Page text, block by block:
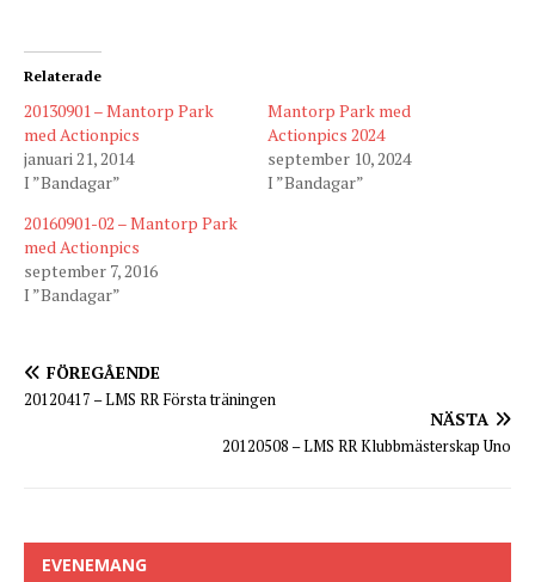
Relaterade
20130901 – Mantorp Park
med Actionpics
januari 21, 2014
I ”Bandagar”
Mantorp Park med
Actionpics 2024
september 10, 2024
I ”Bandagar”
20160901-02 – Mantorp Park
med Actionpics
september 7, 2016
I ”Bandagar”
FÖREGÅENDE
20120417 – LMS RR Första träningen
NÄSTA
20120508 – LMS RR Klubbmästerskap Uno
EVENEMANG